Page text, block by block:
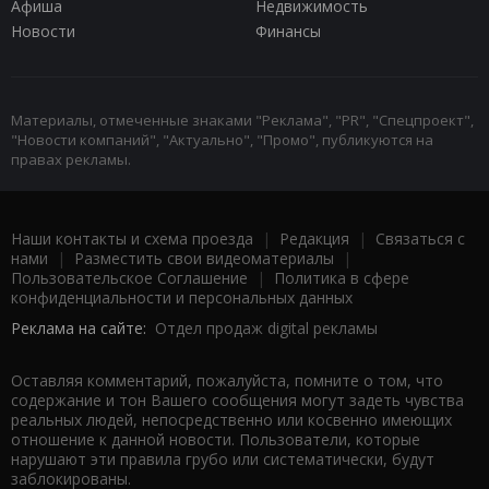
Афиша
Недвижимость
Новости
Финансы
Материалы, отмеченные знаками "Реклама", "PR", "Спецпроект",
"Новости компаний", "Актуально", "Промо", публикуются на
правах рекламы.
Наши контакты и схема проезда | Редакция | Связаться с
нами | Разместить свои видеоматериалы |
Пользовательское Соглашение |
Политика в сфере
конфиденциальности и персональных данных
Реклама на сайте: Отдел продаж digital рекламы
Оставляя комментарий, пожалуйста, помните о том, что
содержание и тон Вашего сообщения могут задеть чувства
реальных людей, непосредственно или косвенно имеющих
отношение к данной новости. Пользователи, которые
нарушают эти правила грубо или систематически, будут
заблокированы.